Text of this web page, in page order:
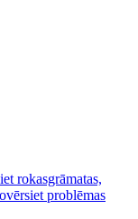
rokasgrāmatas,
problēmas